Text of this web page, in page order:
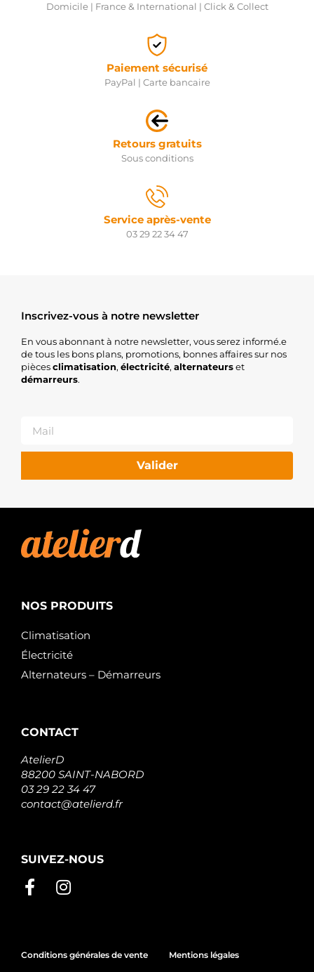
Domicile | France & International | Click & Collect
Paiement sécurisé
PayPal | Carte bancaire
Retours gratuits
Sous conditions
Service après-vente
03 29 22 34 47
Inscrivez-vous à notre newsletter
En vous abonnant à notre newsletter, vous serez informé.e
de tous les bons plans, promotions, bonnes affaires sur nos
piècesclimatisation, électricité, alternateurset
démarreurs.
Valider
NOS PRODUITS
Climatisation
Électricité
Alternateurs – Démarreurs
CONTACT
AtelierD
88200 SAINT-NABORD
03 29 22 34 47
contact@atelierd.fr
SUIVEZ-NOUS
Conditions générales de vente Mentions légales